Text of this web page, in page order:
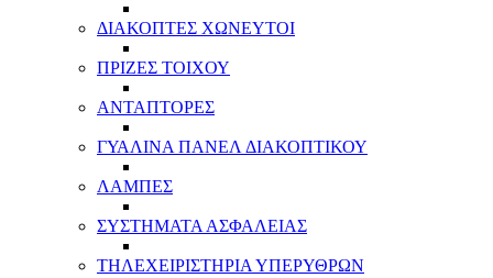
ΔΙΑΚΟΠΤΕΣ ΧΩΝΕΥΤΟΙ
ΠΡΙΖΕΣ ΤΟΙΧΟΥ
ΑΝΤΑΠΤΟΡΕΣ
ΓΥΑΛΙΝΑ ΠΑΝΕΛ ΔΙΑΚΟΠΤΙΚΟΥ
ΛΑΜΠΕΣ
ΣΥΣΤΗΜΑΤΑ ΑΣΦΑΛΕΙΑΣ
ΤΗΛΕΧΕΙΡΙΣΤΗΡΙΑ ΥΠΕΡΥΘΡΩΝ